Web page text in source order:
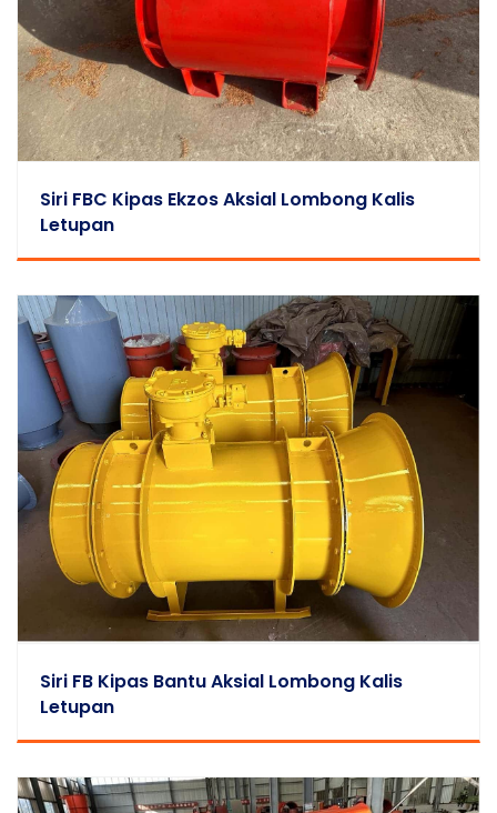
Siri FBC Kipas Ekzos Aksial Lombong Kalis
Letupan
Siri FB Kipas Bantu Aksial Lombong Kalis
Letupan